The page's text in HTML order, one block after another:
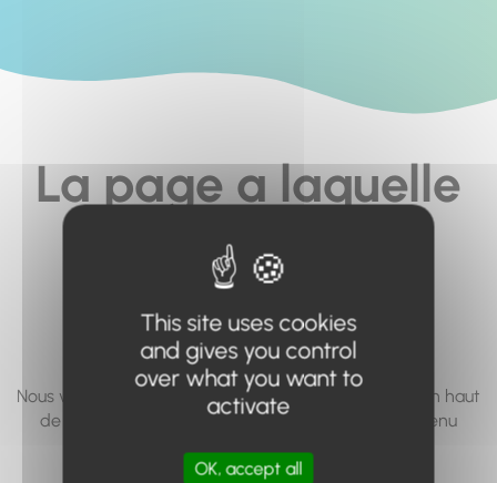
La page a laquelle
vous cherchez à
accéder n'existe
pas... ou plus.
Nous vous invitons à utiliser le moteur de recherche en haut
de page, ou à utiliser le menu pour trouver le contenu
This site uses cookies
and gives you control
over what you want to
activate
OK, accept all